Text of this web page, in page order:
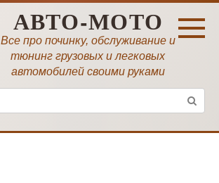
АВТО-МОТО
Все про починку, обслуживание и
тюнинг грузовых и легковых
автомобилей своими руками